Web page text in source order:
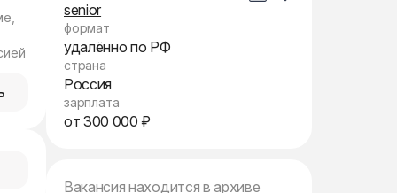
senior
формат
удалённо по РФ
страна
Россия
зарплата
от 300 000 ₽
Вакансия находится в архиве